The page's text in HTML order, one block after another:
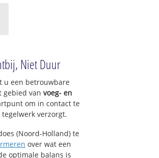
Niet Duur
u een betrouwbare
gebied van voeg- en
om in contact te
verzorgt.
(Noord-Holland) te
over wat een
optimale balans is